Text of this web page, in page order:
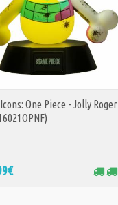
One Piece - Jolly Roger